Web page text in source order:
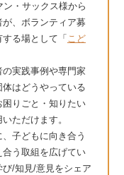
・サックス様から
、ボランティア募
る場として「 こど
の実践事例や専門家
はどうやっている
りごと・知りたい
ただけます。
子どもに向き合う
う取組を広げてい
/知見/意見をシェア